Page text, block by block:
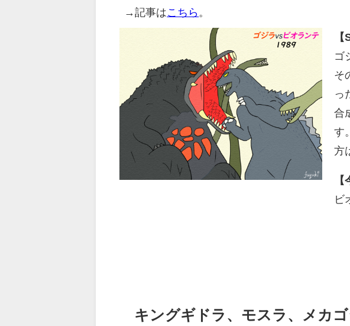
→記事はこちら 。
【
ゴ
そ
っ
合
す
方
【
ビ
キングギドラ、モスラ、メカゴ